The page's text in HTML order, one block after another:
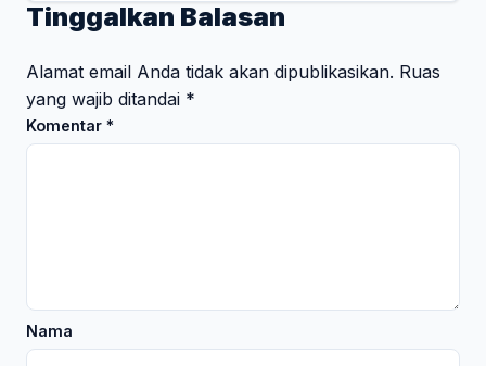
Tinggalkan Balasan
Alamat email Anda tidak akan dipublikasikan. Ruas
yang wajib ditandai *
Komentar *
Nama